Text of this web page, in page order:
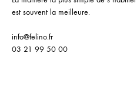
est souvent la meilleure.
info@felino.fr
03 21 99 50 00